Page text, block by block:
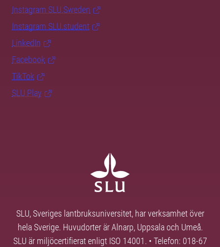
Instagram SLU.Sweden
Instagram SLU.student
LinkedIn
Facebook
TikTok
SLU Play
SLU, Sveriges lantbruksuniversitet, har verksamhet över
hela Sverige. Huvudorter är Alnarp, Uppsala och Umeå.
SLU är miljöcertifierat enligt ISO 14001. • Telefon: 018-67